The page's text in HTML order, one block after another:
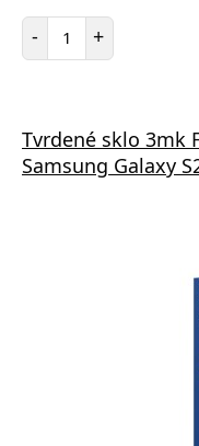
- Počet položiek
+
Tvrdené sklo 3mk
Samsung Galaxy